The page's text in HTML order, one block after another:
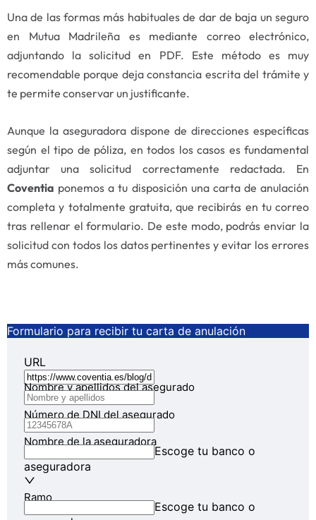
Una de las formas más habituales de dar de baja un seguro
en Mutua Madrileña es mediante correo electrónico,
adjuntando la solicitud en PDF. Este método es muy
recomendable porque deja constancia escrita del trámite y
te permite conservar un justificante.
Aunque la aseguradora dispone de direcciones específicas
según el tipo de póliza, en todos los casos es fundamental
adjuntar una solicitud correctamente redactada. En
Coventia ponemos a tu disposición una carta de anulación
completa y totalmente gratuita, que recibirás en tu correo
tras rellenar el formulario. De este modo, podrás enviar la
solicitud con todos los datos pertinentes y evitar los errores
más comunes.